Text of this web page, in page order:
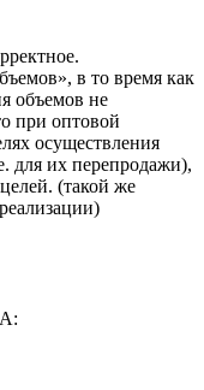
в то время как
объемов не
при оптовой
осуществления
для их перепродажи),
(такой же